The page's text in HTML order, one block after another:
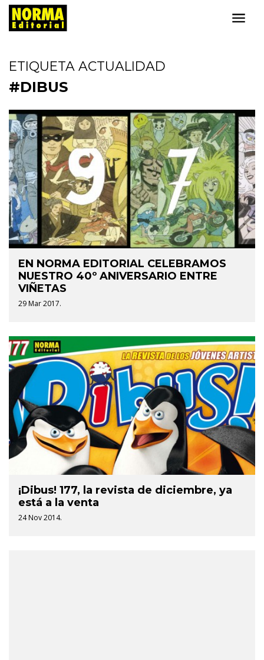
ETIQUETA ACTUALIDAD
#DIBUS
EN NORMA EDITORIAL CELEBRAMOS
NUESTRO 40º ANIVERSARIO ENTRE
VIÑETAS
29 Mar 2017.
¡Dibus! 177, la revista de diciembre, ya
está a la venta
24 Nov 2014.